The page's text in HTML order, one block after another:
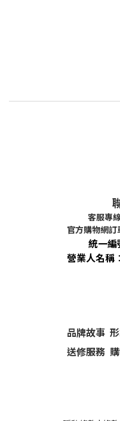
客服專
官方購物網訂
統一編
營業人名稱
品牌故事
送修服務